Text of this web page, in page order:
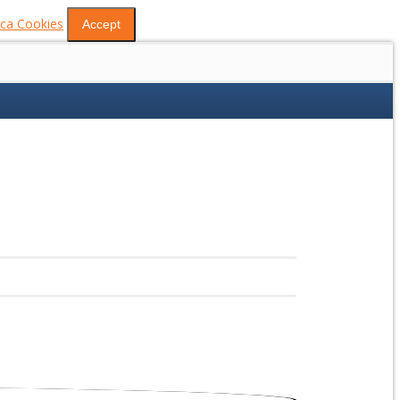
Cookies Accept